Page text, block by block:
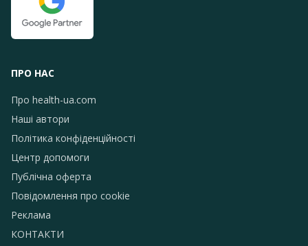
ПРО НАС
Про health-ua.com
Наші автори
Політика конфіденційності
Центр допомоги
Публічна оферта
Повідомлення про сookie
Реклама
КОНТАКТИ